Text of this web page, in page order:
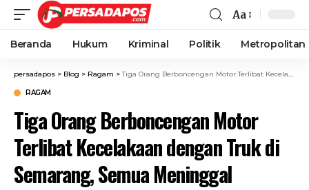
Aa
Beranda Hukum Kriminal Politik Metropolitan
persadapos > Blog > Ragam >Tiga Orang Berboncengan Motor Terlibat Kecelakaan dengan Truk di Semarang, Semua Meninggal
RAGAM
Tiga Orang Berboncengan Motor
Terlibat Kecelakaan dengan Truk di
Semarang, Semua Meninggal